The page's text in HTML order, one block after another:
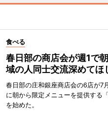
食べる
春日部の商店会が週1で
域の人同士交流深めてほ
春日部の庄和銀座商店会の6店が7
に朝から限定メニューを提供する
を始めた。